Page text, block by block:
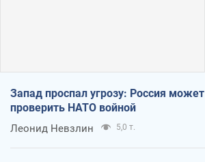
Запад проспал угрозу: Россия может
проверить НАТО войной
Леонид Невзлин 5,0 т.